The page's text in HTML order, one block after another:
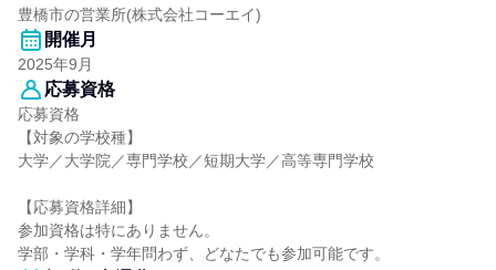
豊橋市の営業所(株式会社コーエイ)
開催月
2025年9月
応募資格
応募資格
【対象の学校種】
大学／大学院／専門学校／短期大学／高等専門学校
【応募資格詳細】
参加資格は特にありません。
学部・学科・学年問わず、どなたでも参加可能です。